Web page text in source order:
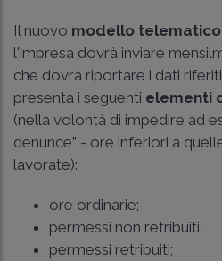
Il nuovo modello telematico
l'impresa dovrà inviare
che dovrà riportare i dati
presenta i seguenti elementi
(nella volontà di impedire ad
denunce” - ore inferiori a
lavorate):
ore ordinarie;
permessi non retribuiti;
permessi retribuiti;